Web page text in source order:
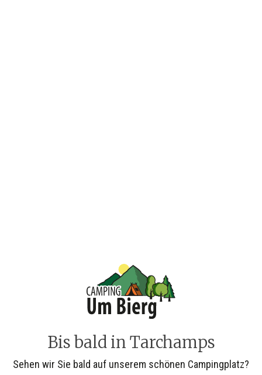
Bis bald in Tarchamps
Sehen wir Sie bald auf unserem schönen Campingplatz?